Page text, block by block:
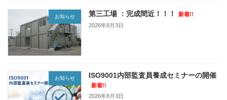
お知らせ 第三工場 ：完成間近！！！
新着!!
2026年8月3日
お知らせ ISO9001内部監査員養成セミナーの開催
新着!!
2026年8月3日